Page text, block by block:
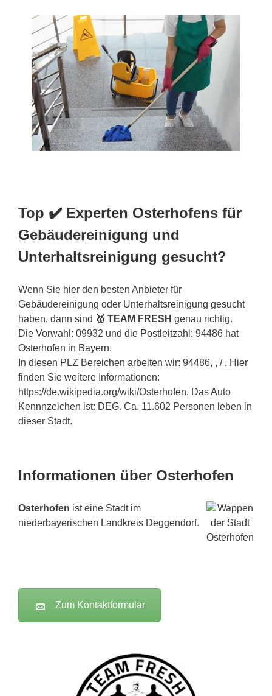
Top ✔️ Experten Osterhofens für
Gebäudereinigung und
Unterhaltsreinigung gesucht?
Wenn Sie hier den besten Anbieter für
Gebäudereinigung oder Unterhaltsreinigung gesucht
haben, dann sind 🥇 TEAM FRESH genau richtig.
Die Vorwahl: 09932 und die Postleitzahl: 94486 hat
Osterhofen in Bayern.
In diesen PLZ Bereichen arbeiten wir: 94486, , / . Hier
finden Sie weitere Informationen:
https://de.wikipedia.org/wiki/Osterhofen. Das Auto
Kennnzeichen ist: DEG. Ca. 11.602 Personen leben in
dieser Stadt.
Informationen über Osterhofen
Osterhofen ist eine Stadt im
niederbayerischen Landkreis Deggendorf.
Zum Kontaktformular